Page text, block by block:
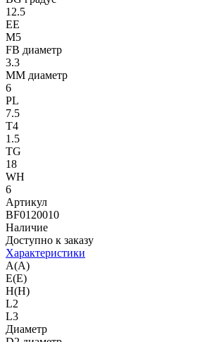
12.5
EE
M5
FB диаметр
3.3
MM диаметр
6
PL
7.5
T4
1.5
TG
18
WH
6
Артикул
BF0120010
Наличие
Доступно к заказу
Характеристики
A(A)
E(E)
H(H)
L2
L3
Диаметр